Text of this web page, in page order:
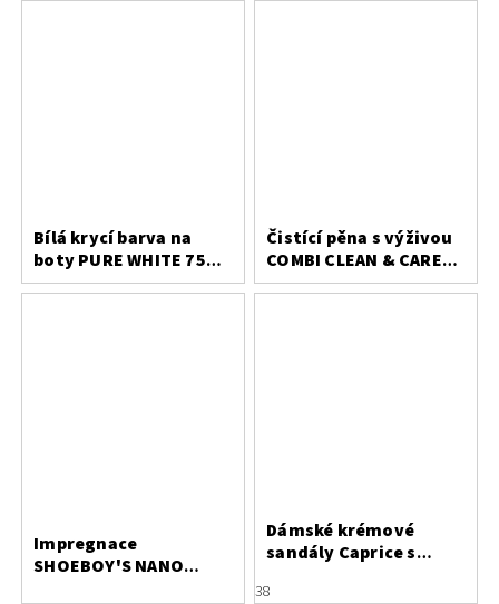
Bílá krycí barva na
boty PURE WHITE 75
ml, na kůži a textil
Čistící pěna s výživou
COMBI CLEAN & CARE
200 ml
Impregnace
SHOEBOY'S NANO
Dámské krémové
sandály Caprice s
38